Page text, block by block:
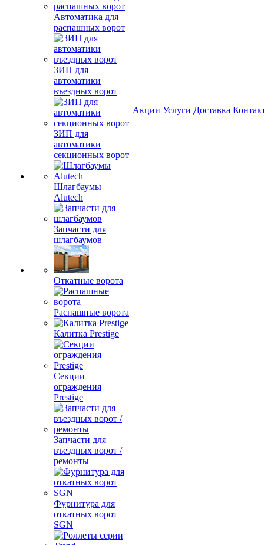
Автоматика для
распашных ворот
ЗИП для
автоматики
въездных ворот
ЗИП для
автоматики
секционных ворот
Шлагбаумы
Alutech
Запчасти для
шлагбаумов
Откатные ворота
Распашные ворота
Калитка Prestige
Секции
ограждения
Prestige
Запчасти для
въездных ворот /
ремонты
Фурнитура для
откатных ворот
SGN
Акции Услуги Доставка